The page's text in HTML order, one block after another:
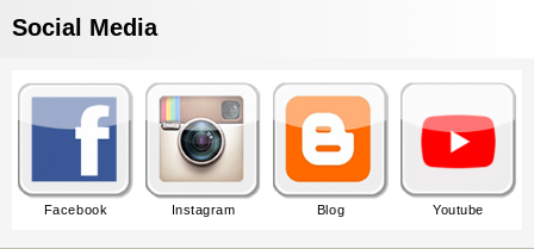
Social Media
Facebook Instagram Blog Youtube